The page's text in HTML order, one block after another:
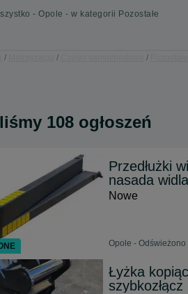
- Opole - w kategorii Pozostałe
108 ogłoszeń
Przedłużki
nasada
Nowe
Opole -
Łyżka